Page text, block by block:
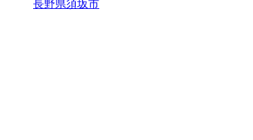
長野県須坂市